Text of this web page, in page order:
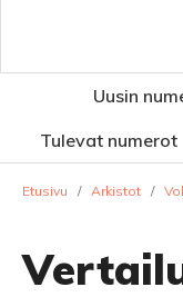
Uusin
Tulevat numerot
Etusivu / Arkistot /